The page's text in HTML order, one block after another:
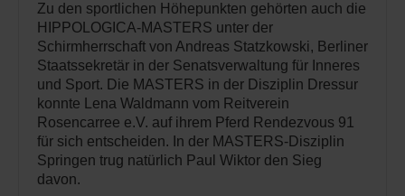
Zu den sportlichen Höhepunkten gehörten auch die
HIPPOLOGICA-MASTERS unter der
Schirmherrschaft von Andreas Statzkowski, Berliner
Staatssekretär in der Senatsverwaltung für Inneres
und Sport. Die MASTERS in der Disziplin Dressur
konnte Lena Waldmann vom Reitverein
Rosencarree e.V. auf ihrem Pferd Rendezvous 91
für sich entscheiden. In der MASTERS-Disziplin
Springen trug natürlich Paul Wiktor den Sieg
davon.